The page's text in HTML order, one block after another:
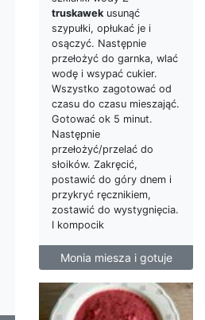
truskawek usunąć
szypułki, opłukać je i
osączyć. Następnie
przełożyć do garnka, wlać
wodę i wsypać cukier.
Wszystko zagotować od
czasu do czasu mieszająć.
Gotować ok 5 minut.
Następnie
przełożyć/przelać do
słoików. Zakręcić,
postawić do góry dnem i
przykryć ręcznikiem,
zostawić do wystygnięcia.
I kompocik
Monia miesza i gotuje